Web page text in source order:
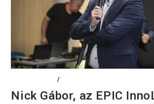
/
Nick Gábor, az EPIC